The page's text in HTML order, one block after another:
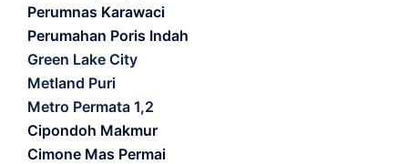
Perumnas Karawaci
Perumahan Poris Indah
Green Lake City
Metland Puri
Metro Permata 1,2
Cipondoh Makmur
Cimone Mas Permai